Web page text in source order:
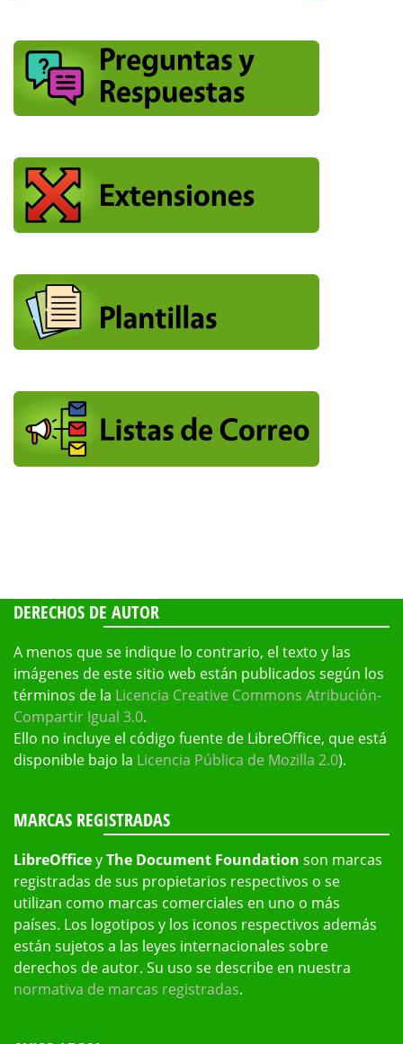
DERECHOS DE AUTOR
A menos que se indique lo contrario, el texto y las
imágenes de este sitio web están publicados según los
términos de la Licencia Creative Commons Atribución-
Compartir Igual 3.0.
Ello no incluye el código fuente de LibreOffice, que está
disponible bajo la Licencia Pública de Mozilla 2.0).
MARCAS REGISTRADAS
LibreOfficeyThe Document Foundation son marcas
registradas de sus propietarios respectivos o se
utilizan como marcas comerciales en uno o más
países. Los logotipos y los iconos respectivos además
están sujetos a las leyes internacionales sobre
derechos de autor. Su uso se describe en nuestra
normativa de marcas registradas.